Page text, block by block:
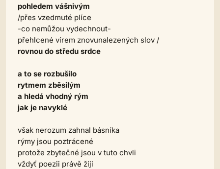
pohledem vášnivým
/přes vzedmuté plíce
-co nemůžou vydechnout-
přehlcené vírem znovunalezených slov /
rovnou do středu srdce
a to se rozbušilo
rytmem zběsilým
a hledá vhodný rým
jak je navyklé
však nerozum zahnal básníka
rýmy jsou poztrácené
protože zbytečné jsou v tuto chvli
vždyť poezii právě žiji